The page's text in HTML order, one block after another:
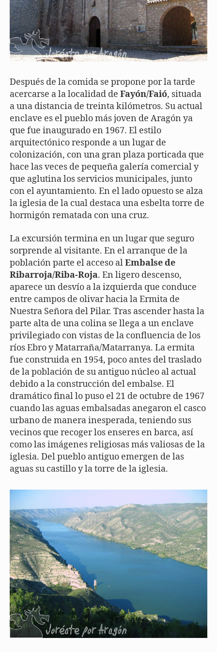
Después de la comida se propone por la tarde
acercarse a la localidad de Fayón/Faió, situada
a una distancia de treinta kilómetros. Su actual
enclave es el pueblo más joven de Aragón ya
que fue inaugurado en 1967. El estilo
arquitectónico responde a un lugar de
colonización, con una gran plaza porticada que
hace las veces de pequeña galería comercial y
que aglutina los servicios municipales, junto
con el ayuntamiento. En el lado opuesto se alza
la iglesia de la cual destaca una esbelta torre de
hormigón rematada con una cruz.
La excursión termina en un lugar que seguro
sorprende al visitante. En el arranque de la
población parte el acceso alEmbalse de
Ribarroja/Riba-Roja. En ligero descenso,
aparece un desvío a la izquierda que conduce
entre campos de olivar hacia la Ermita de
Nuestra Señora del Pilar. Tras ascender hasta la
parte alta de una colina se llega a un enclave
privilegiado con vistas de la confluencia de los
ríos Ebro y Matarraña/Matarranya. La ermita
fue construida en 1954, poco antes del traslado
de la población de su antiguo núcleo al actual
debido a la construcción del embalse. El
dramático final lo puso el 21 de octubre de 1967
cuando las aguas embalsadas anegaron el casco
urbano de manera inesperada, teniendo sus
vecinos que recoger los enseres en barca, así
como las imágenes religiosas más valiosas de la
iglesia. Del pueblo antiguo emergen de las
aguas su castillo y la torre de la iglesia.